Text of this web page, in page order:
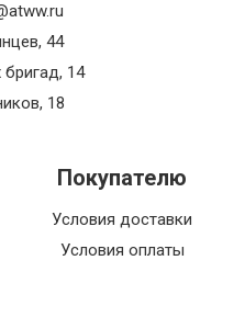
44
14
18
Покупателю
Условия доставки
Условия оплаты